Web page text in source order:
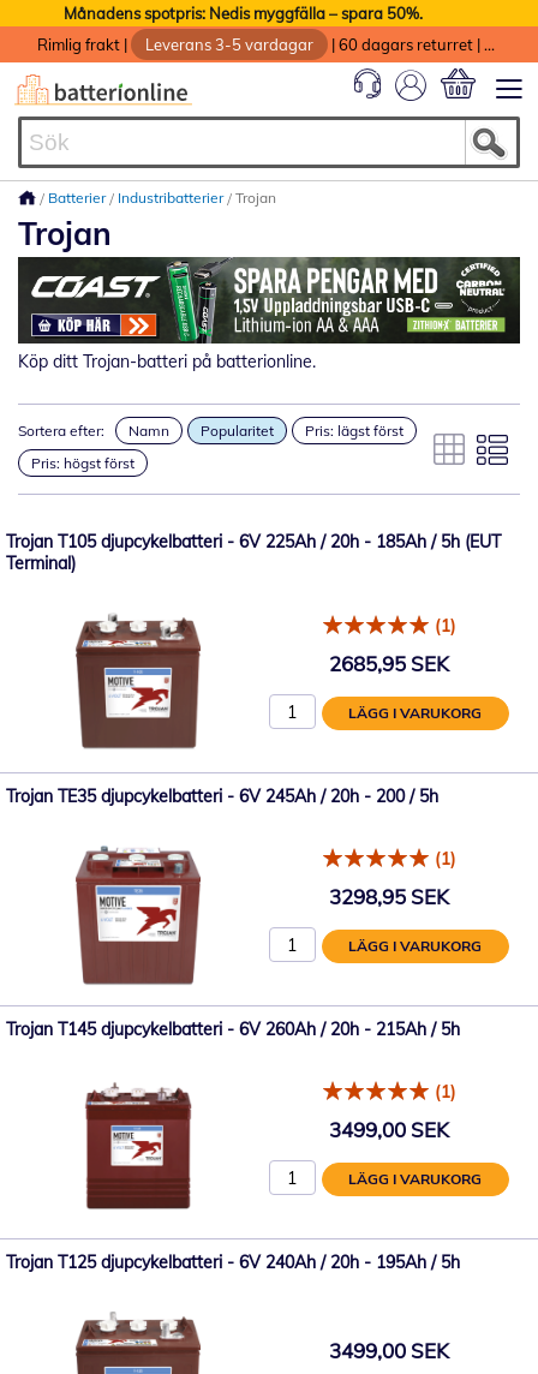
Månadens spotpris: Nedis myggfälla – spara 50%.
Rimlig frakt | Leverans 3-5 vardagar |60 dagars returret |
Batterier Industribatterier Trojan
Trojan
Köp ditt Trojan-batteri på batterionline.
Sortera efter: Namn Popularitet
Pris: lägst först
Pris: högst först
Trojan T105 djupcykelbatteri - 6V 225Ah / 20h - 185Ah / 5h (EUT
Terminal)
(1)
2685,95 SEK
LÄGG I VARUKORG
Trojan TE35 djupcykelbatteri - 6V 245Ah / 20h - 200 / 5h
(1)
3298,95 SEK
LÄGG I VARUKORG
Trojan T145 djupcykelbatteri - 6V 260Ah / 20h - 215Ah / 5h
(1)
3499,00 SEK
LÄGG I VARUKORG
Trojan T125 djupcykelbatteri - 6V 240Ah / 20h - 195Ah / 5h
3499,00 SEK